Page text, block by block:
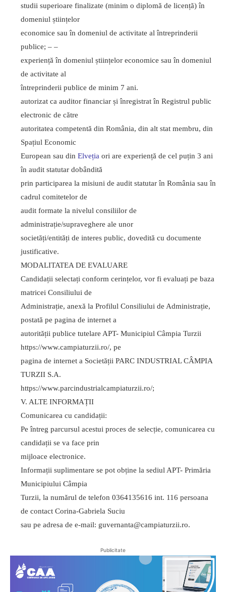
studii superioare finalizate (minim o diplomă de licență) în
domeniul științelor
economice sau în domeniul de activitate al întreprinderii
publice; – –
experiență în domeniul științelor economice sau în domeniul
de activitate al
întreprinderii publice de minim 7 ani.
autorizat ca auditor financiar și înregistrat în Registrul public
electronic de către
autoritatea competentă din România, din alt stat membru, din
Spațiul Economic
European sau din Elveția ori are experiență de cel puțin 3 ani
în audit statutar dobândită
prin participarea la misiuni de audit statutar în România sau în
cadrul comitetelor de
audit formate la nivelul consiliilor de
administrație/supraveghere ale unor
societăți/entități de interes public, dovedită cu documente
justificative.
MODALITATEA DE EVALUARE
Candidații selectați conform cerințelor, vor fi evaluați pe baza
matricei Consiliului de
Administrație, anexă la Profilul Consiliului de Administrație,
postată pe pagina de internet a
autorității publice tutelare APT- Municipiul Câmpia Turzii
https://www.campiaturzii.ro/, pe
pagina de internet a Societății PARC INDUSTRIAL CÂMPIA
TURZII S.A.
https://www.parcindustrialcampiaturzii.ro/;
V. ALTE INFORMAȚII
Comunicarea cu candidații:
Pe întreg parcursul acestui proces de selecție, comunicarea cu
candidații se va face prin
mijloace electronice.
Informații suplimentare se pot obține la sediul APT- Primăria
Municipiului Câmpia
Turzii, la numărul de telefon 0364135616 int. 116 persoana
de contact Corina-Gabriela Suciu
sau pe adresa de e-mail: guvernanta@campiaturzii.ro.
Publicitate